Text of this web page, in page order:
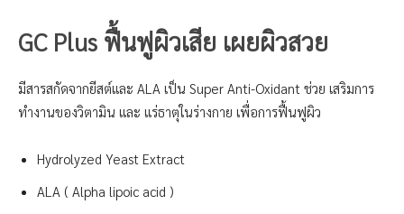
GC Plus ฟื้นฟูผิวเสีย เผยผิวสวย
มีสารสกัดจากยีสต์และ ALA เป็น Super Anti-Oxidant ช่วย เสริมการ
ทำงานของวิตามิน และ แร่ธาตุในร่างกาย เพื่อการฟื้นฟูผิว
Hydrolyzed Yeast Extract
ALA ( Alpha lipoic acid )